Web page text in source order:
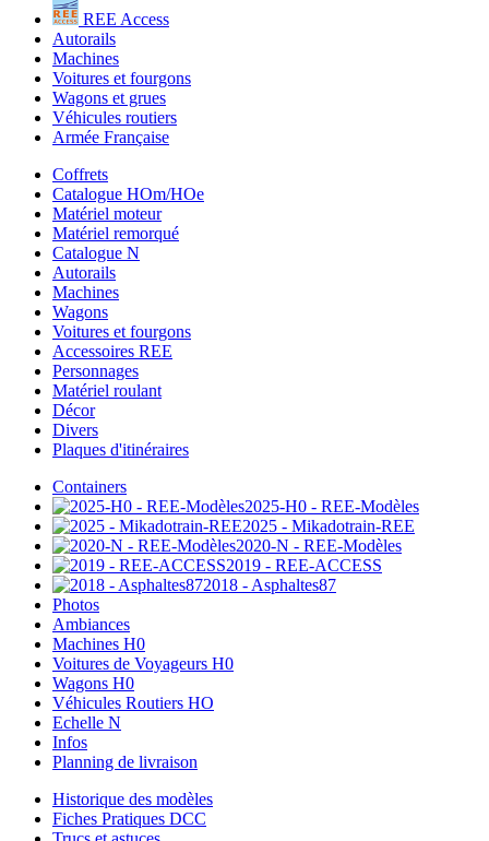
REE Access
Autorails
Machines
Voitures et fourgons
Wagons et grues
Véhicules routiers
Armée Française
Coffrets
Catalogue HOm/HOe
Matériel moteur
Matériel remorqué
Catalogue N
Autorails
Machines
Wagons
Voitures et fourgons
Accessoires REE
Personnages
Matériel roulant
Décor
Divers
Plaques d'itinéraires
Containers
2025-H0 - REE-Modèles
2025 - Mikadotrain-REE
2020-N - REE-Modèles
2019 - REE-ACCESS
2018 - Asphaltes87
Photos
Ambiances
Machines H0
Voitures de Voyageurs H0
Wagons H0
Véhicules Routiers HO
Echelle N
Infos
Planning de livraison
Historique des modèles
Fiches Pratiques DCC